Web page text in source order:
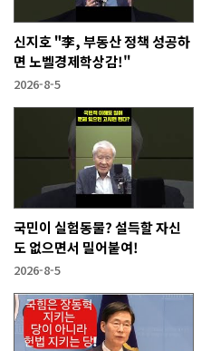
신지호 "李, 부동산 정책 성공하
면 노벨경제학상감!"
2026-8-5
국민이 실험동물? 설득할 자신
도 없으면서 밀어붙여!
2026-8-5